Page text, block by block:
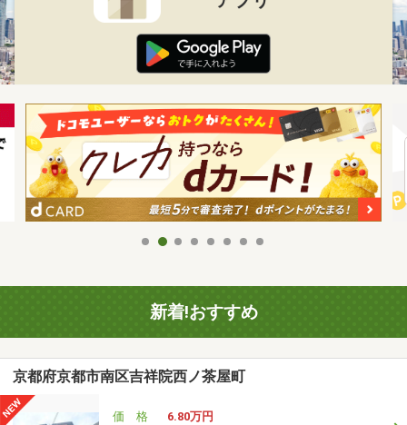
新着!おすすめ
京都府京都市南区吉祥院西ノ茶屋町
価 格
6.80万円